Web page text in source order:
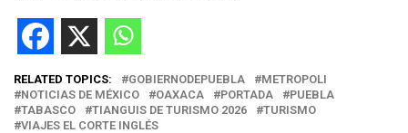
RELATED TOPICS: GOBIERNODEPUEBLA
METROPOLI
NOTICIAS DE MÉXICO
OAXACA PORTADA
PUEBLA
TABASCO
TIANGUIS DE TURISMO 2026
TURISMO
VIAJES EL CORTE INGLÉS